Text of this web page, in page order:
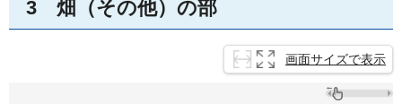
3 畑 （その他）の部
画面サイズで表示